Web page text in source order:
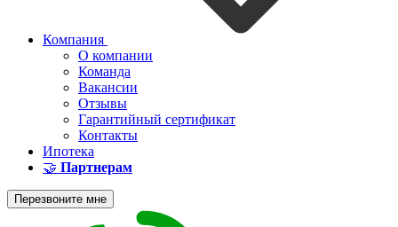
Компания
О компании
Команда
Вакансии
Отзывы
Гарантийный сертификат
Контакты
Ипотека
🤝 Партнерам
Перезвоните мне